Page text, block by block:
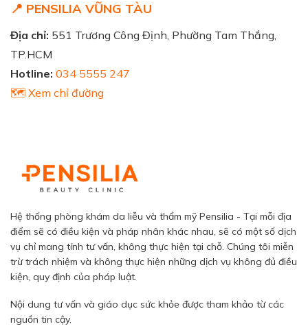
📍 PENSILIA VŨNG TÀU
Địa chỉ: 551 Trương Công Định, Phường Tam Thắng,
TP.HCM
Hotline: 034 5555 247
🗺️ Xem chỉ đường
Hệ thống phòng khám da liễu và thẩm mỹ Pensilia - Tại mỗi địa
điểm sẽ có điều kiện và pháp nhân khác nhau, sẽ có một số dịch
vụ chỉ mang tính tư vấn, không thực hiện tại chỗ. Chúng tôi miễn
trừ trách nhiệm và không thực hiện những dịch vụ không đủ điều
kiện, quy định của pháp luật.
Nội dung tư vấn và giáo dục sức khỏe được tham khảo từ các
nguồn tin cậy.